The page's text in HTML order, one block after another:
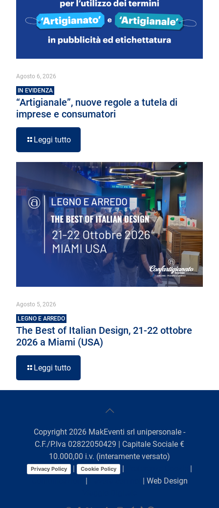
Agosto 6, 2026
IN EVIDENZA
“Artigianale”, nuove regole a tutela di
imprese e consumatori
Leggi tutto
Agosto 5, 2026
LEGNO E ARREDO
The Best of Italian Design, 21-22 ottobre
2026 a Miami (USA)
Leggi tutto
Copyright 2026 MakEventi srl unipersonale -
C.F./P.Iva 02822050429 | Capitale Sociale €
10.000,00 i.v. (interamente versato)
Privacy Policy | Cookie Policy |
|
|
| Web Design